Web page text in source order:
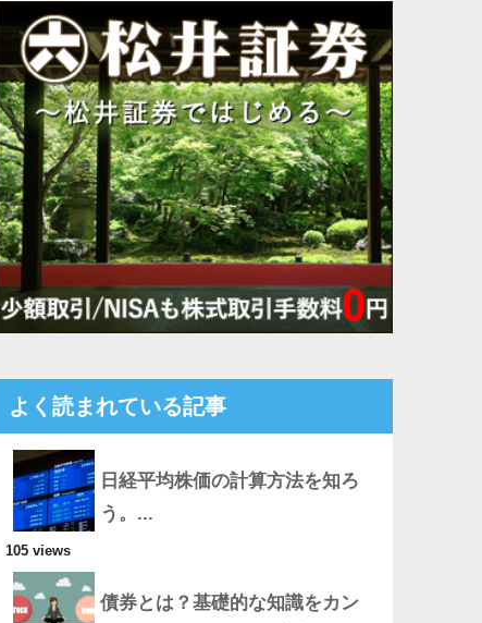
よく読まれている記事
日経平均株価の計算方法を知ろ
う。...
105 views
債券とは？基礎的な知識をカン